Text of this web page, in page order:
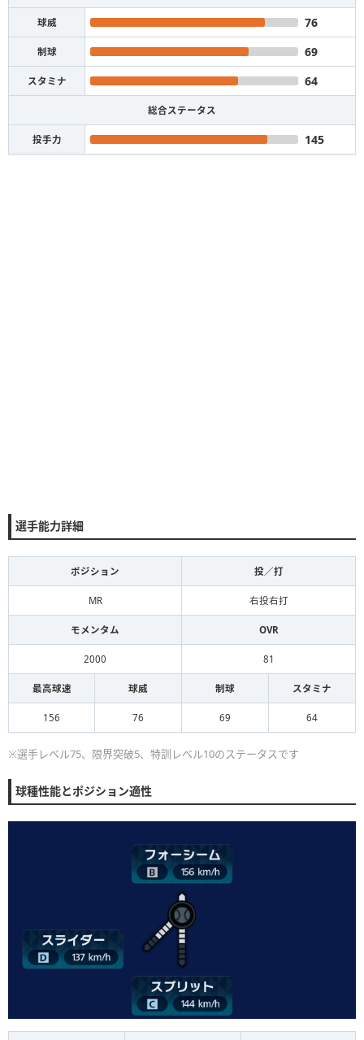
球威 76
制球 69
スタミナ 64
総合ステータス
投手力 145
選手能力詳細
ポジション 投／打
MR 右投右打
モメンタム OVR
2000 81
最高球速 球威 制球 スタミナ
156 76 69 64
※選手レベル75、限界突破5、特訓レベル10のステータスです
球種性能とポジション適性